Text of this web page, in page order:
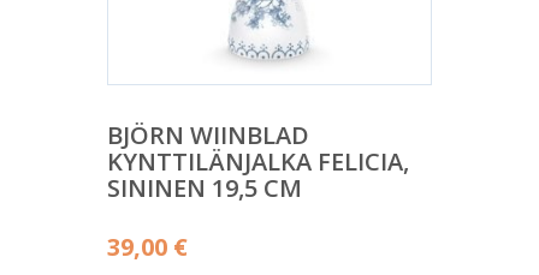
BJÖRN WIINBLAD
KYNTTILÄNJALKA FELICIA,
SININEN 19,5 CM
39,00 €